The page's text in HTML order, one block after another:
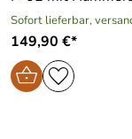
Sofort lieferbar,
149,90 €*